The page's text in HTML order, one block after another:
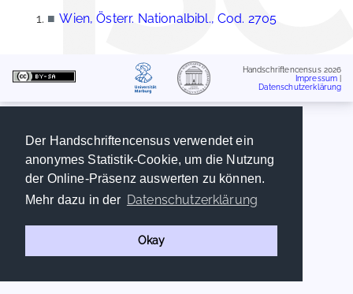
Der Handschriftencensus verwendet ein
anonymes Statistik-Cookie, um die Nutzung
der Online-Präsenz auswerten zu können.
Mehr dazu in der Datenschutzerklärung
Okay
■ Wien, Österr. Nationalbibl., Cod. 2705
Handschriftencensus 2026
Impressum
Datenschutzerklärung